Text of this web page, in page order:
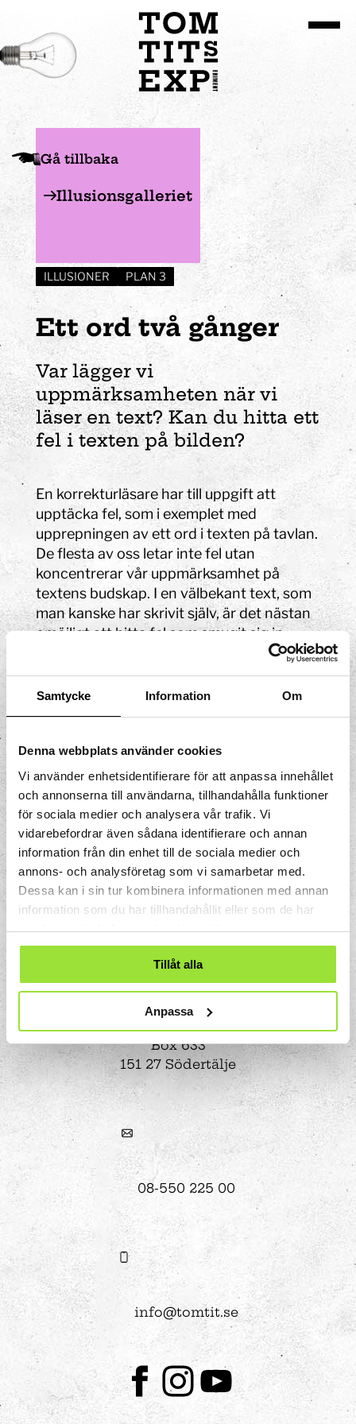
Samtycke Information Om
Denna webbplats använder cookies
Vi använder enhetsidentifierare för att anpassa innehållet
och annonserna till användarna, tillhandahålla funktioner
för sociala medier och analysera vår trafik. Vi
vidarebefordrar även sådana identifierare och annan
information från din enhet till de sociala medier och
annons- och analysföretag som vi samarbetar med.
Dessa kan i sin tur kombinera informationen med annan
information som du har tillhandahållit eller som de har
samlat in när du har använt deras tjänster.
Tillåt alla
Anpassa
Gå tillbaka
Illusionsgalleriet
ILLUSIONER PLAN 3
Ett ord två gånger
Var lägger vi
uppmärksamheten när vi
läser en text? Kan du hitta ett
fel i texten på bilden?
En korrekturläsare har till uppgift att
upptäcka fel, som i exemplet med
upprepningen av ett ord i texten på tavlan.
De flesta av oss letar inte fel utan
koncentrerar vår uppmärksamhet på
textens budskap. I en välbekant text, som
man kanske har skrivit själv, är det nästan
omöjligt att hitta fel som smugit sig in.
Felet med texten på tavlan kan vara extra
kallad radbrytning.
Storgatan 33
Box 633
151 27 Södertälje
08-550 225 00
info@tomtit.se